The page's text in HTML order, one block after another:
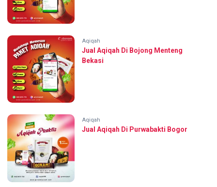
Aqiqah
Jual Aqiqah Di Bojong Menteng
Bekasi
Aqiqah
Jual Aqiqah Di Purwabakti Bogor